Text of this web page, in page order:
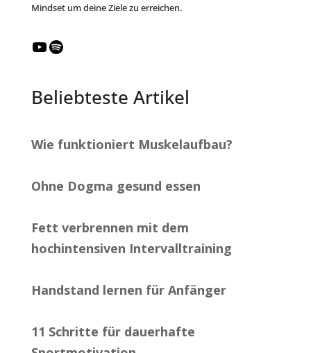
Mindset um deine Ziele zu erreichen.
YouTube
Beliebteste Artikel
Wie funktioniert Muskelaufbau?
Ohne Dogma gesund essen
Fett verbrennen mit dem
hochintensiven Intervalltraining
Handstand lernen für Anfänger
11 Schritte für dauerhafte